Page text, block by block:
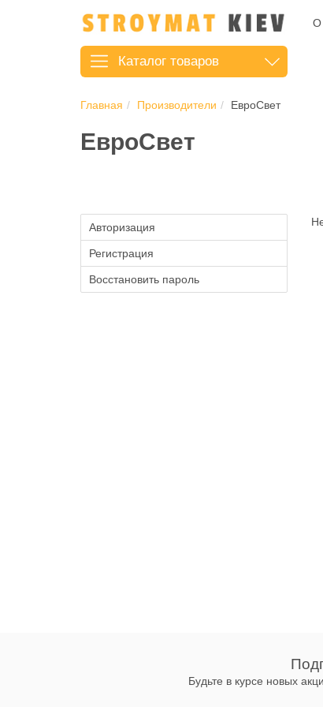
О
Каталог товаров
Главная Производители ЕвроСвет
ЕвроСвет
Авторизация
Регистрация
Восстановить пароль
Будьте в курсе новых